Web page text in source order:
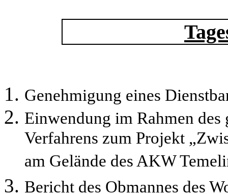
Genehmigung eines
Einwendung im Rahmen
Verfahrens zum Projekt
am Gelände des AKW
Bericht des Obmannes des